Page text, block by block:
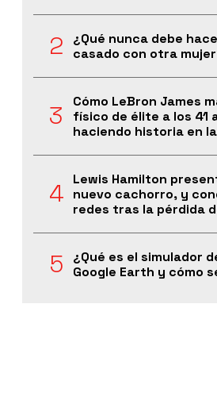
¿Qué nunca debe
casado con otra
Cómo LeBron James
físico de élite a los 41
haciendo historia en la
Lewis Hamilton
nuevo cachorro, y
redes tras la pérdida
¿Qué es el simulador
Google Earth y cómo